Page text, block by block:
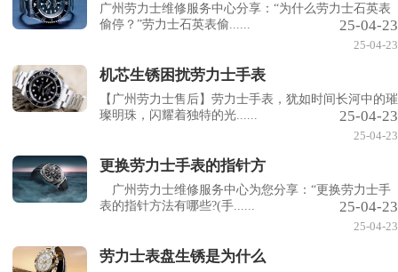
广州劳力士维修服务中心分享：“为什么劳力士石英表
偷停？”劳力士石英表偷......
25-04-23
25-04-23
机芯生锈困扰劳力士手表
【广州劳力士售后】劳力士手表，犹如时间长河中的璀
璨明珠，闪耀着独特的光......
25-04-23
25-04-23
更换劳力士手表的指针方
广州劳力士维修服务中心为您分享：“更换劳力士手
表的指针方法有哪些?(手......
25-04-23
25-04-23
劳力士表盘生锈是为什么